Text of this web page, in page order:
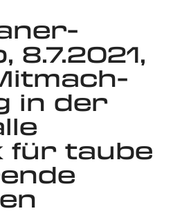
8.7.2021,
in der
für taube